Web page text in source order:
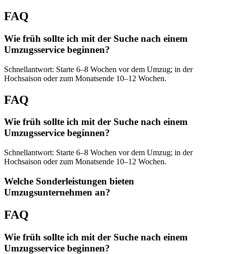
FAQ
Wie früh sollte ich mit der Suche nach einem
Umzugsservice beginnen?
Schnellantwort: Starte 6–8 Wochen vor dem Umzug; in der
Hochsaison oder zum Monatsende 10–12 Wochen.
FAQ
Wie früh sollte ich mit der Suche nach einem
Umzugsservice beginnen?
Schnellantwort: Starte 6–8 Wochen vor dem Umzug; in der
Hochsaison oder zum Monatsende 10–12 Wochen.
Welche Sonderleistungen bieten
Umzugsunternehmen an?
FAQ
Wie früh sollte ich mit der Suche nach einem
Umzugsservice beginnen?